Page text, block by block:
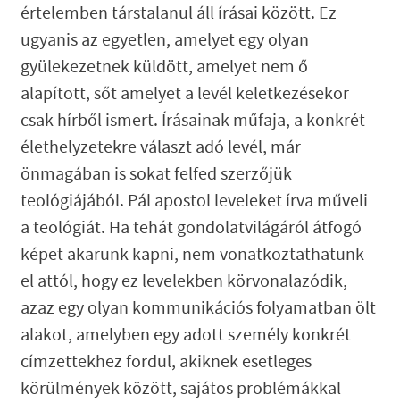
értelemben társtalanul áll írásai között. Ez
ugyanis az egyetlen, amelyet egy olyan
gyülekezetnek küldött, amelyet nem ő
alapított, sőt amelyet a levél keletkezésekor
csak hírből ismert. Írásainak műfaja, a konkrét
élethelyzetekre választ adó levél, már
önmagában is sokat felfed szerzőjük
teológiájából. Pál apostol leveleket írva műveli
a teológiát. Ha tehát gondolatvilágáról átfogó
képet akarunk kapni, nem vonatkoztathatunk
el attól, hogy ez levelekben körvonalazódik,
azaz egy olyan kommunikációs folyamatban ölt
alakot, amelyben egy adott személy konkrét
címzettekhez fordul, akiknek esetleges
körülmények között, sajátos problémákkal